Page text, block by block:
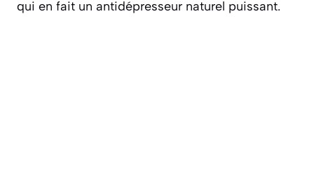
qui en fait un antidépresseur naturel puissant.